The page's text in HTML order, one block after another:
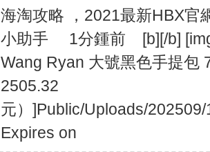
海淘攻略 ，2021最新
小助手 1分鍾前 [b][/b]
Wang Ryan 大號黑色手提包
2505.32
元）]Public/Uploads/
Expires on